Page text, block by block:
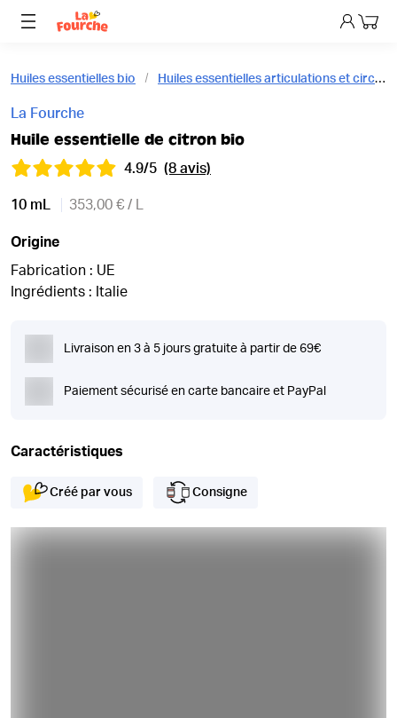
Mon
Huiles essentielles bio Huiles essentielles articulations et circulation bio
La Fourche
Huile essentielle de citron bio
4.9/5 (8 avis)
10 mL 353,00 € / L
Origine
Fabrication : UE
Ingrédients : Italie
Livraison en 3 à 5 jours gratuite à partir de 69€
Paiement sécurisé en carte bancaire et PayPal
Caractéristiques
Créé par vous Consigne